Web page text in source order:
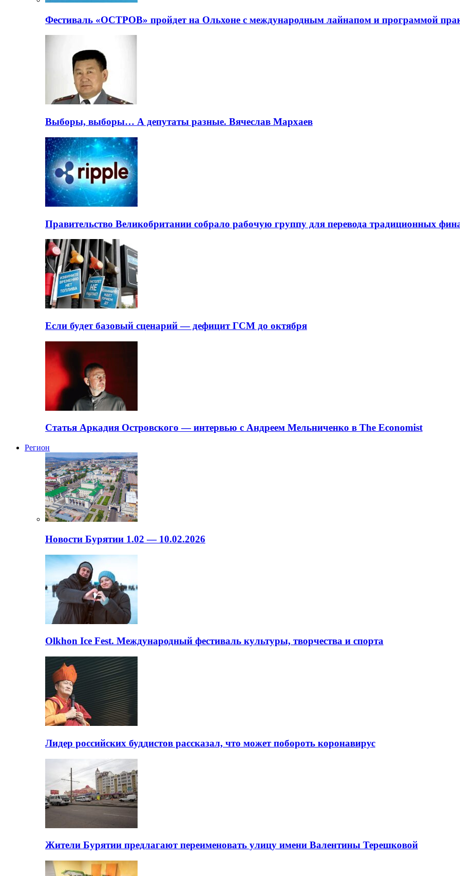
Фестиваль «ОСТРОВ» пройдет на Ольхоне с международным лайнапом и программой
Выборы, выборы… А депутаты разные. Вячеслав Мархаев
Правительство Великобритании собрало рабочую группу для перевода традиционных
Если будет базовый сценарий — дефицит ГСМ до октября
Статья Аркадия Островского — интервью с Андреем Мельниченко в The Economist
Регион
Новости Бурятии 1.02 — 10.02.2026
Olkhon Ice Fest. Международный фестиваль культуры, творчества и спорта
Лидер российских буддистов рассказал, что может побороть коронавирус
Жители Бурятии предлагают переименовать улицу имени Валентины Терешковой